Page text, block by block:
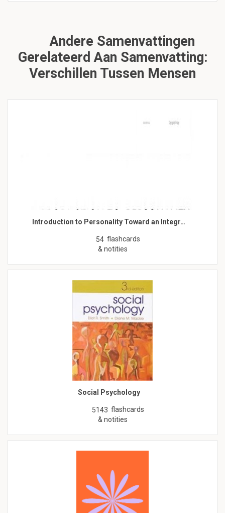
Andere Samenvattingen
Gerelateerd Aan Samenvatting:
Verschillen Tussen Mensen
Introduction to Personality Toward an Integr…
54 flashcards
& notities
Social Psychology
5143 flashcards
& notities